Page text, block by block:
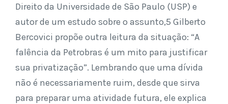
Direito da Universidade de São Paulo (USP) e
autor de um estudo sobre o assunto,5 Gilberto
Bercovici propõe outra leitura da situação: “A
falência da Petrobras é um mito para justificar
sua privatização”. Lembrando que uma dívida
não é necessariamente ruim, desde que sirva
para preparar uma atividade futura, ele explica